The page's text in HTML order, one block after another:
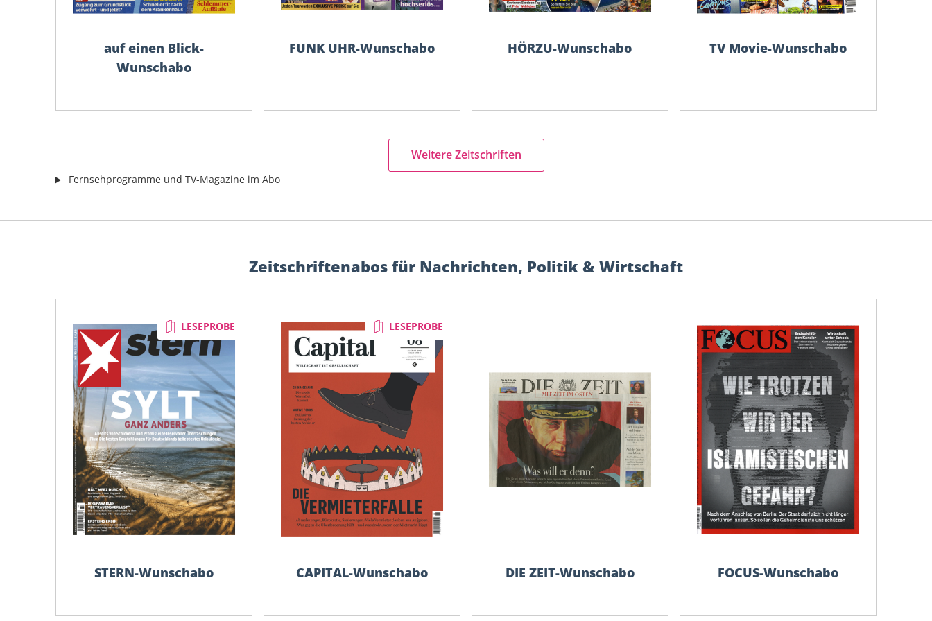
auf einen Blick-
Wunschabo
FUNK UHR-Wunschabo HÖRZU-Wunschabo TV Movie-Wunschabo
Weitere Zeitschriften
Fernsehprogramme und TV-Magazine im Abo
Zeitschriftenabos für Nachrichten, Politik & Wirtschaft
STERN-Wunschabo
LESEPROBE
CAPITAL-Wunschabo
LESEPROBE
DIE ZEIT-Wunschabo FOCUS-Wunschabo